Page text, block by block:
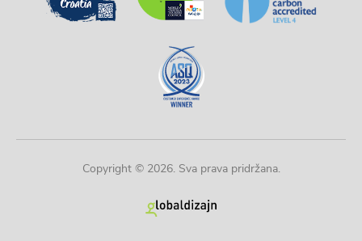
Copyright © 2026. Sva prava pridržana.